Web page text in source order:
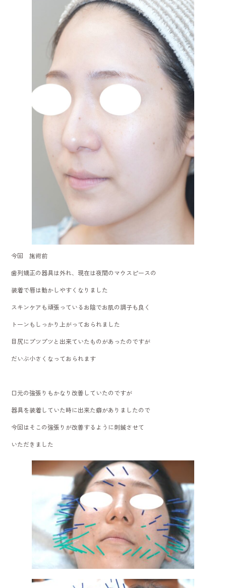
今回 施術前
歯列矯正の器具は外れ、現在は夜間のマウスピースの
装着で唇は動かしやすくなりました
スキンケアも頑張っているお陰でお肌の調子も良く
トーンもしっかり上がっておられました
目尻にプツプツと出来ていたものがあったのですが
だいぶ小さくなっておられます
口元の強張りもかなり改善していたのですが
器具を装着していた時に出来た癖がありましたので
今回はそこの強張りが改善するように刺鍼させて
いただきました